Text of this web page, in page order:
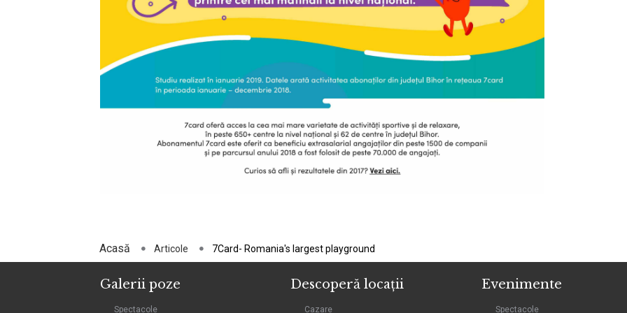
Acasă Articole 7Card- Romania's largest playground
Galerii poze
Spectacole
Descoperă locații
Cazare
Evenimente
Spectacole